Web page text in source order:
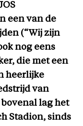
een van de
(“Wij zijn
nog eens
die met een
heerlijke
van
lag het
Stadion, sinds